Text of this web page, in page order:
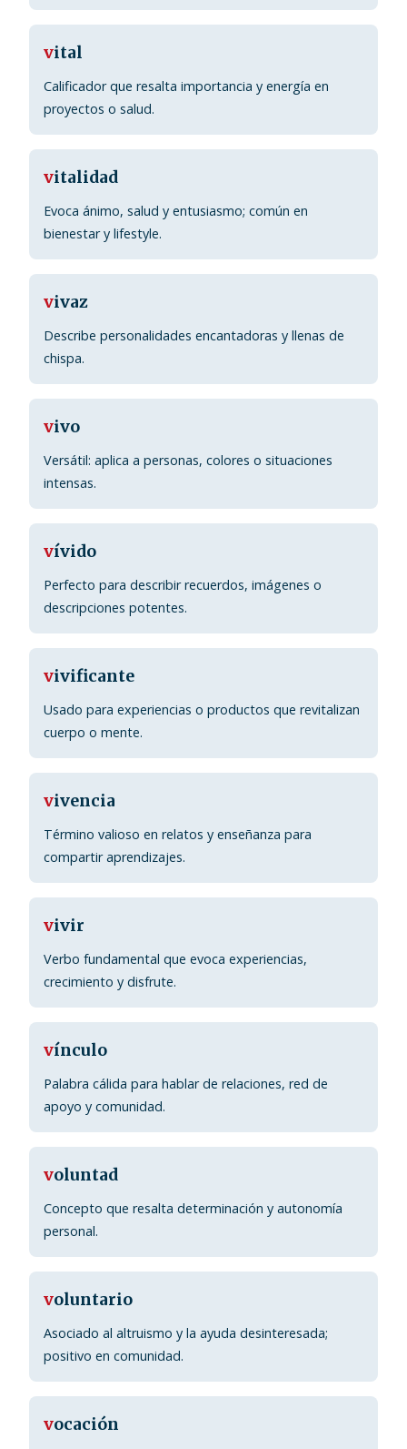
vital
Calificador que resalta importancia y energía en
proyectos o salud.
vitalidad
Evoca ánimo, salud y entusiasmo; común en
bienestar y lifestyle.
vivaz
Describe personalidades encantadoras y llenas de
chispa.
vivo
Versátil: aplica a personas, colores o situaciones
intensas.
vívido
Perfecto para describir recuerdos, imágenes o
descripciones potentes.
vivificante
Usado para experiencias o productos que revitalizan
cuerpo o mente.
vivencia
Término valioso en relatos y enseñanza para
compartir aprendizajes.
vivir
Verbo fundamental que evoca experiencias,
crecimiento y disfrute.
vínculo
Palabra cálida para hablar de relaciones, red de
apoyo y comunidad.
voluntad
Concepto que resalta determinación y autonomía
personal.
voluntario
Asociado al altruismo y la ayuda desinteresada;
positivo en comunidad.
vocación